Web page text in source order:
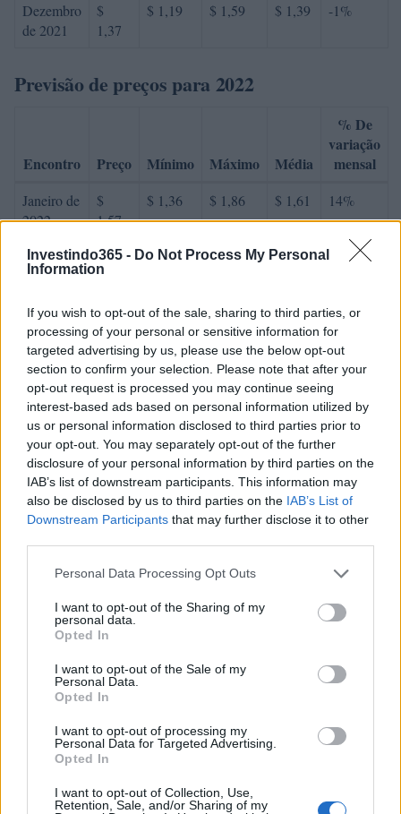
Investindo365 - Do Not Process My Personal
Information
If you wish to opt-out of the sale, sharing to third parties, or
processing of your personal or sensitive information for
targeted advertising by us, please use the below opt-out
section to confirm your selection. Please note that after your
opt-out request is processed you may continue seeing
interest-based ads based on personal information utilized by
us or personal information disclosed to third parties prior to
your opt-out. You may separately opt-out of the further
disclosure of your personal information by third parties on the
IAB’s list of downstream participants. This information may
also be disclosed by us to third parties on the IAB’s List of
Downstream Participants that may further disclose it to other
Please note that this website/app uses one or more Google
not limited to your visit or usage behaviour. You may click to
grant or deny consent to Google and its third-party tags to
use your data for below specified purposes in below Google
consent section.
Personal Data Processing Opt Outs
I want to opt-out of the Sharing of my
personal data.
Opted In
I want to opt-out of the Sale of my
Personal Data.
Opted In
I want to opt-out of processing my
Personal Data for Targeted Advertising.
Opted In
I want to opt-out of Collection, Use,
Retention, Sale, and/or Sharing of my
Dezembro
de 2021
$
1,37
$ 1,19 $ 1,59 $ 1,39 -1%
Previsão de preços para 2022
Encontro Preço Mínimo Máximo Média
% De
variação
mensal
Janeiro de
2022
$
1,57
$ 1,36 $ 1,86 $ 1,61 14%
Março de
2022
$
1,60
$ 1,39 $ 1,74 $ 1,56 2%
Abril de
2022
$
1,84
$ 1,52 $ 2,17 $ 1,84 15%
Maio de
2022
$
1,56
$ 1,30 $ 1,67 $ 1,48 -15%
Junho de
2022
$
1,36
$ 1,15 $ 1,53 $ 1,34 -13%
Julho de
2022
$
1,37
$ 1,21 $ 1,45 $ 1,33 1%
de 2022
1,60
Outubro
de 2022
$
1,46
Novembro
$
Dezembro
$
$ 1,50